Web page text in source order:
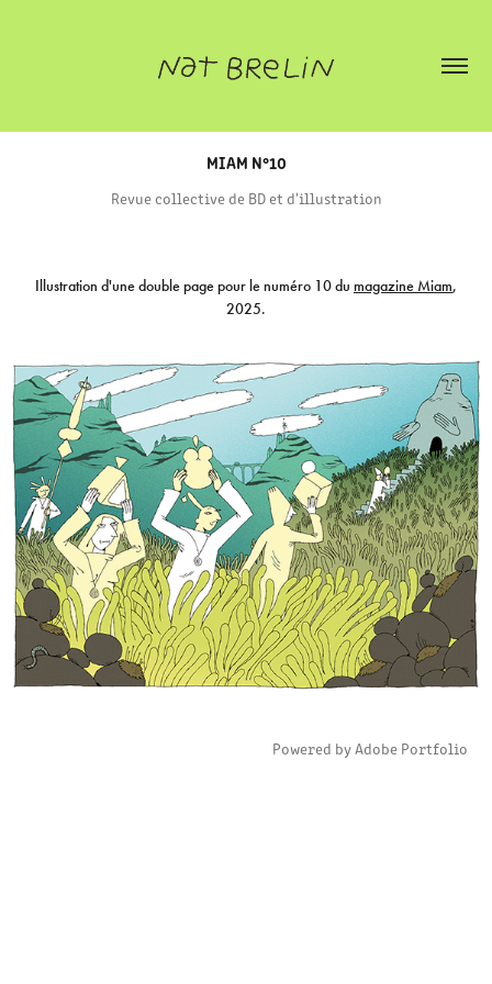
MIAM N°10
Revue collective de BD et d'illustration
Illustration d'une double page pour le numéro 10 du magazine Miam,
2025.
Powered byAdobe Portfolio